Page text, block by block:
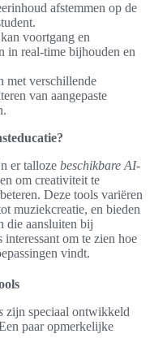
afstemmen op de
voortgang en
in real-time bijhouden en
met verschillende
van aangepaste
er talloze beschikbare AI-
om creativiteit te
Deze tools variëren
muziekcreatie, en bieden
die aansluiten bij
om te zien hoe
vindt.
zijn speciaal ontwikkeld
paar opmerkelijke